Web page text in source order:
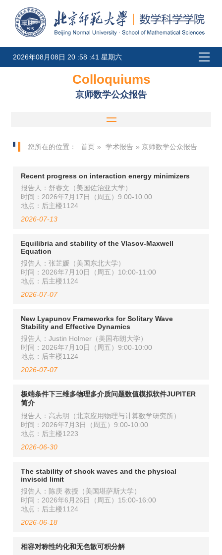
2026年08月08日 20 :58 :41 星期六
Colloquiums
京师数学公众报告
您所在的位置： 首页 » 学术报告 » 京师数学公众报告
Recent progress on interaction energy minimizers
报告人：舒睿文（美国佐治亚大学）
时间：2026年7月17日（周五）9:00-10:00
地点：后主楼1124
2026-07-13
Equilibria and stability of the Vlasov-Maxwell
Equation
报告人：张芷媛（美国东北大学）
时间：2026年7月10日（周五）10:00-11:00
地点：后主楼1124
2026-07-07
New Lyapunov Frameworks for Solitary Wave
Stability and Effective Dynamics
报告人：Justin Holmer（美国布朗大学）
时间：2026年7月10日（周五）9:00-10:00
地点：后主楼1124
2026-07-07
极端条件下三维多物理多介质问题数值模拟软件JUPITER
简介
报告人：高志明（北京应用物理与计算数学研究所）
时间：2026年7月3日（周五）9:00-10:00
地点：后主楼1223
2026-06-30
The stability of shock waves and the physical
inviscid limit
报告人：陈庚 教授（美国堪萨斯大学）
时间：2026年6月26日（周五）15:00-16:00
地点：后主楼1124
2026-06-18
相容对称性约化和无色散可积分解